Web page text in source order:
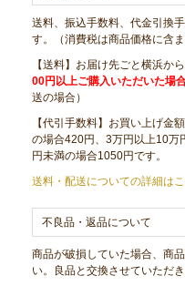
送料、振込手数料、代金引換
す。（消費税は商品価格に含ま
【送料】お届け先ごと横浜か
00円以上ご購入いただいた場
送の場合）
【代引手数料】お買い上げ
の場合420円、3万円以上10万
円未満の場合1050円です。
送料・配送についての詳細は
不良品・返品について
商品が破損していた場合、商
い。良品と交換させていただ